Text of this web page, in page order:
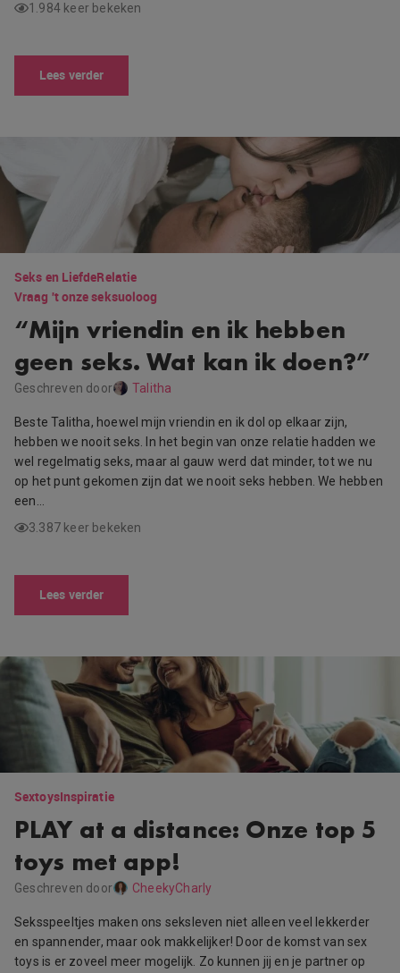
1.984 keer bekeken
Lees verder
Seks en LiefdeRelatie
Vraag 't onze seksuoloog
“Mijn vriendin en ik hebben
geen seks. Wat kan ik doen?”
Geschreven door Talitha
Beste Talitha, hoewel mijn vriendin en ik dol op elkaar zijn,
hebben we nooit seks. In het begin van onze relatie hadden we
wel regelmatig seks, maar al gauw werd dat minder, tot we nu
op het punt gekomen zijn dat we nooit seks hebben. We hebben
een…
3.387 keer bekeken
Lees verder
SextoysInspiratie
PLAY at a distance: Onze top 5
toys met app!
Geschreven door CheekyCharly
Seksspeeltjes maken ons seksleven niet alleen veel lekkerder
en spannender, maar ook makkelijker! Door de komst van sex
toys is er zoveel meer mogelijk. Zo kunnen jij en je partner op